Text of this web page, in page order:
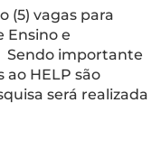
(5) vagas para
Ensino e
Sendo importante
ao HELP são
será realizada